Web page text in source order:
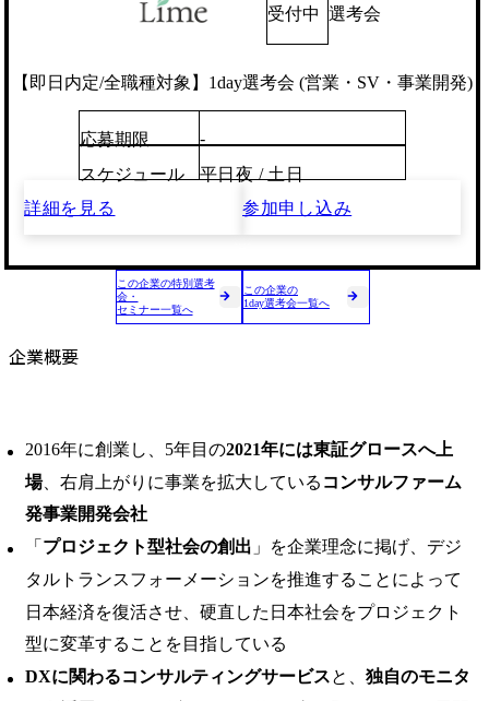
受付中 選考会
【即日内定/全職種対象】1day選考会 (営業・SV・事業開発)
応募期限
-
スケジュール
平日夜 / 土日
詳細を見る
参加申し込み
この企業の特別選考
会・
セミナー一覧へ
この企業の
1day選考会一覧へ
企業概要
2016年に創業し、5年目の2021年には東証グロースへ上
場、右肩上がりに事業を拡大している コンサルファーム
発事業開発会社
「 プロジェクト型社会の創出 」を企業理念に掲げ、デジ
タルトランスフォーメーションを推進することによって
日本経済を復活させ、硬直した日本社会をプロジェクト
型に変革することを目指している
DXに関わるコンサルティングサービスと、 独自のモニタ